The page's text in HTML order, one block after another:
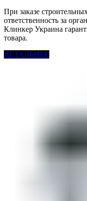
При заказе
ответственность за
Клинкер Украина
товара.
ДЕТАЛЬНЕЕ